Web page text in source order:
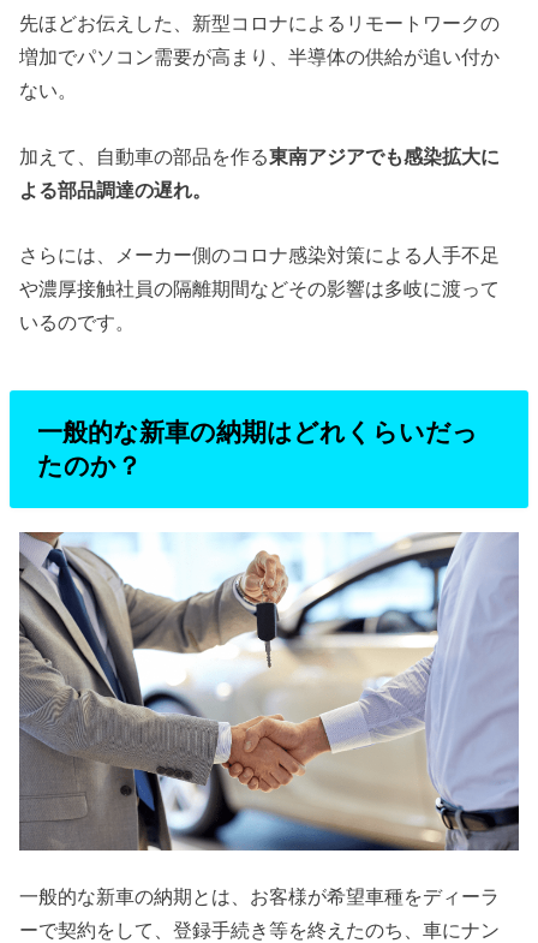
先ほどお伝えした、新型コロナによるリモートワークの
増加でパソコン需要が高まり、半導体の供給が追い付か
ない。
加えて、自動車の部品を作る東南アジアでも感染拡大に
よる部品調達の遅れ。
さらには、メーカー側のコロナ感染対策による人手不足
や濃厚接触社員の隔離期間などその影響は多岐に渡って
いるのです。
一般的な新車の納期はどれくらいだっ
たのか？
一般的な新車の納期とは、お客様が希望車種をディーラ
ーで契約をして、登録手続き等を終えたのち、車にナン